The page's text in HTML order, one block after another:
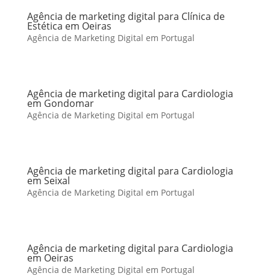
Agência de marketing digital para Clínica de
Estética em Oeiras
Agência de Marketing Digital em Portugal
Agência de marketing digital para Cardiologia
em Gondomar
Agência de Marketing Digital em Portugal
Agência de marketing digital para Cardiologia
em Seixal
Agência de Marketing Digital em Portugal
Agência de marketing digital para Cardiologia
em Oeiras
Agência de Marketing Digital em Portugal